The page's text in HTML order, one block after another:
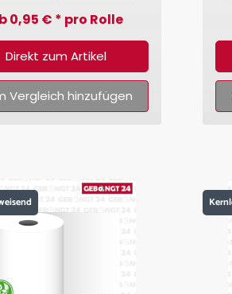
0,95 € * pro Rolle
Direkt zum Artikel
Vergleich hinzufügen